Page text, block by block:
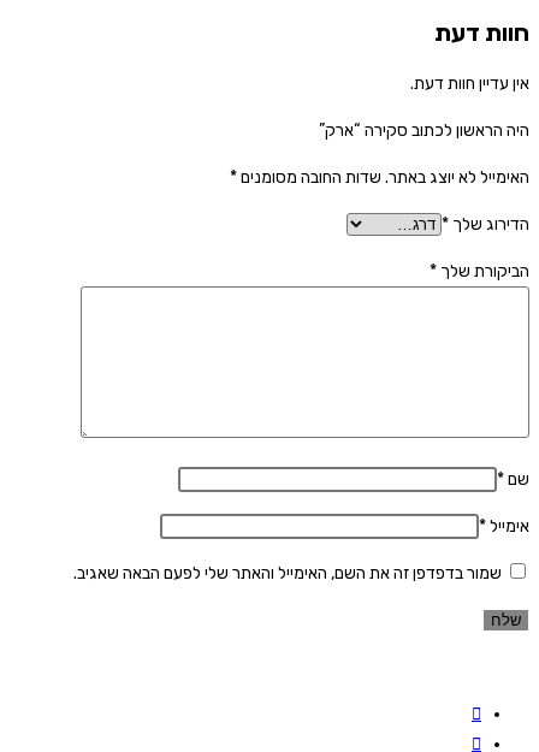
חוות דעת
אין עדיין חוות דעת.
היה הראשון לכתוב סקירה “ארק”
האימייל לא יוצג באתר. שדות החובה מסומנים*
הדירוג שלך *
הביקורת שלך *
שם*
אימייל*
שמור בדפדפן זה את השם, האימייל והאתר שלי לפעם הבאה שאגיב.